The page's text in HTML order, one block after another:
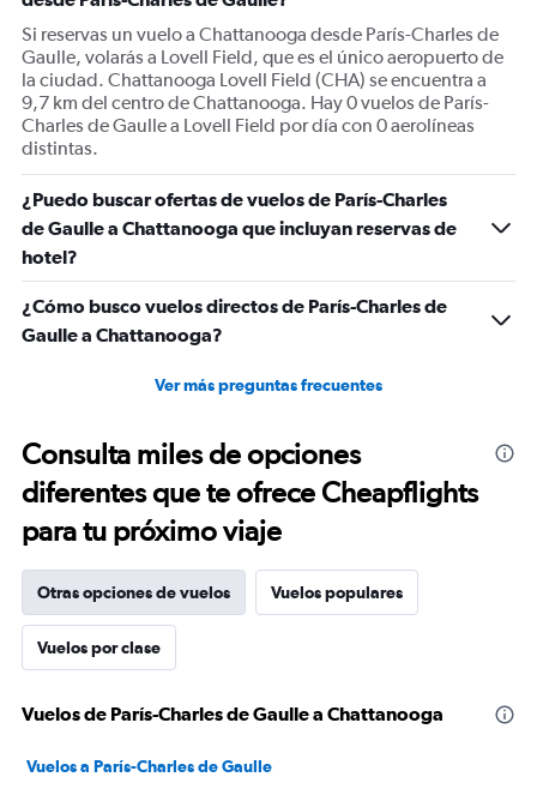
Si reservas un vuelo a Chattanooga desde París-Charles de
Gaulle, volarás a Lovell Field, que es el único aeropuerto de
la ciudad. Chattanooga Lovell Field (CHA) se encuentra a
9,7 km del centro de Chattanooga. Hay 0 vuelos de París-
Charles de Gaulle a Lovell Field por día con 0 aerolíneas
distintas.
¿Puedo buscar ofertas de vuelos de París-Charles
de Gaulle a Chattanooga que incluyan reservas de
hotel?
¿Cómo busco vuelos directos de París-Charles de
Gaulle a Chattanooga?
Ver más preguntas frecuentes
Consulta miles de opciones
diferentes que te ofrece Cheapflights
para tu próximo viaje
Otras opciones de vuelos Vuelos populares
Vuelos por clase
Vuelos de París-Charles de Gaulle a Chattanooga
Vuelos a París-Charles de Gaulle